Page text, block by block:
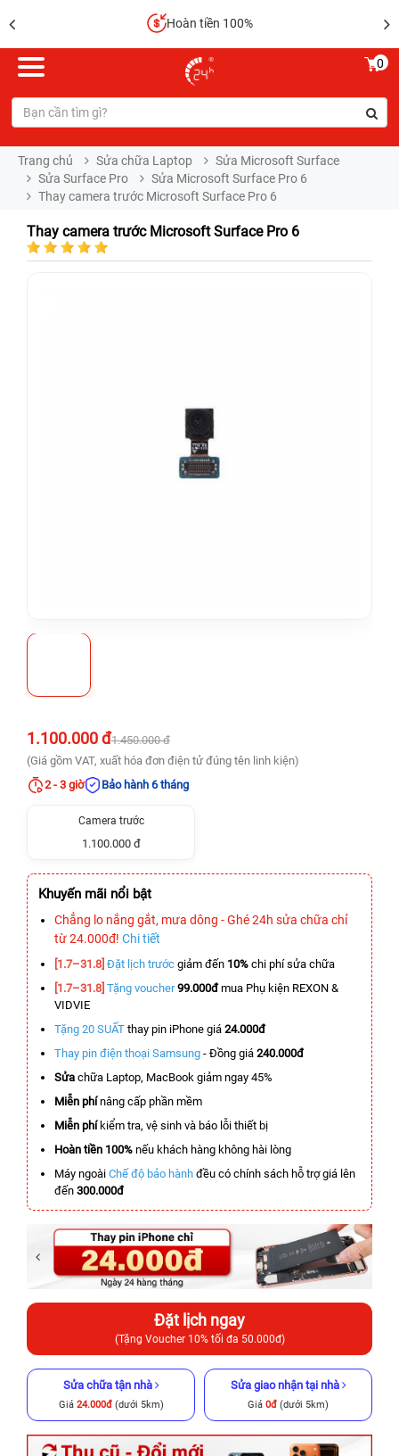
Hoàn tiền 100%
0
Trang chủ Sửa chữa Laptop
Sửa Microsoft Surface
Sửa Surface Pro
Sửa Microsoft Surface Pro 6
Thay camera trước Microsoft Surface Pro 6
Thay camera trước Microsoft Surface Pro 6
1.100.000 đ1.450.000 đ
(Giá gồm VAT, xuất hóa đơn điện tử đúng tên linh kiện)
2 - 3 giờ
Bảo hành 6 tháng
Camera trước
1.100.000 đ
Khuyến mãi nổi bật
Chẳng lo nắng gắt, mưa dông - Ghé 24h sửa chữa chỉ
từ 24.000đ! Chi tiết
[1.7–31.8] Đặt lịch trước giảm đến 10% chi phí sửa chữa
[1.7–31.8] Tặng voucher 99.000đmua Phụ kiện REXON &
VIDVIE
Tặng 20 SUẤT thay pin iPhone giá 24.000đ
Thay pin điện thoại Samsung - Đồng giá 240.000đ
Sửa chữa Laptop, MacBook giảm ngay 45%
Miễn phínâng cấp phần mềm
Miễn phíkiểm tra, vệ sinh và báo lỗi thiết bị
Hoàn tiền 100% nếu khách hàng không hài lòng
Máy ngoài Chế độ bảo hành đều có chính sách hỗ trợ giá lên
đến 300.000đ
Đặt lịch ngay
(Tặng Voucher 10% tối đa 50.000đ)
Sửa chữa tận nhà
Giá 24.000đ(dưới 5km)
Sửa giao nhận tại nhà
Giá 0đ (dưới 5km)